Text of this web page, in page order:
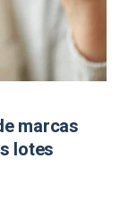
marcas
lotes